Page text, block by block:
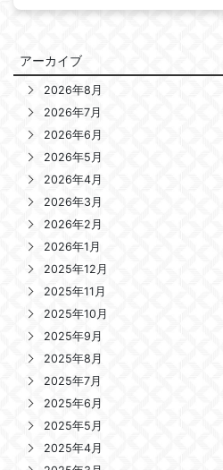
アーカイブ
2026年8月
2026年7月
2026年6月
2026年5月
2026年4月
2026年3月
2026年2月
2026年1月
2025年12月
2025年11月
2025年10月
2025年9月
2025年8月
2025年7月
2025年6月
2025年5月
2025年4月